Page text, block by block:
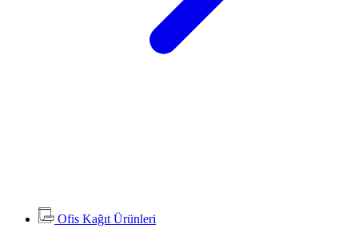
Ofis Kağıt Ürünleri